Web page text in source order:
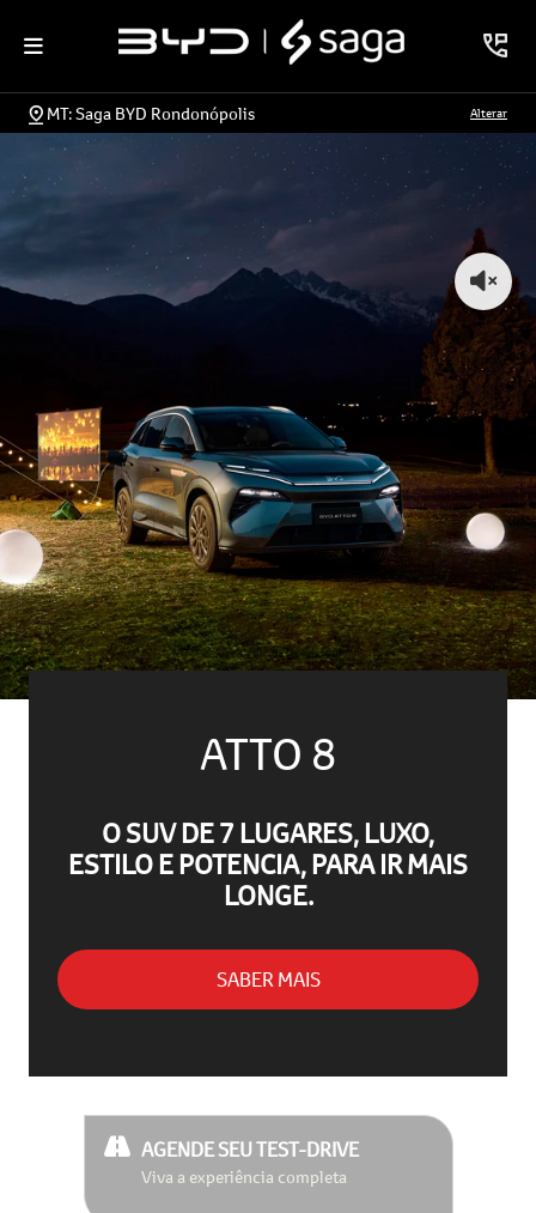
MT: Saga BYD Rondonópolis Alterar
ATTO 8
O SUV DE 7 LUGARES, LUXO,
ESTILO E POTENCIA, PARA IR MAIS
LONGE.
SABER MAIS
AGENDE SEU TEST-DRIVE
Viva a experiência completa